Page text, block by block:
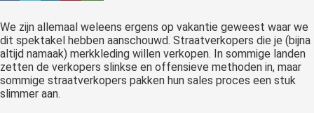
We zijn allemaal weleens ergens op vakantie geweest waar we
dit spektakel hebben aanschouwd. Straatverkopers die je (bijna
altijd namaak) merkkleding willen verkopen. In sommige landen
zetten de verkopers slinkse en offensieve methoden in, maar
sommige straatverkopers pakken hun sales proces een stuk
slimmer aan.